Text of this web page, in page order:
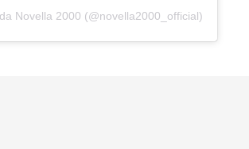
Novella 2000 (@novella2000_official)